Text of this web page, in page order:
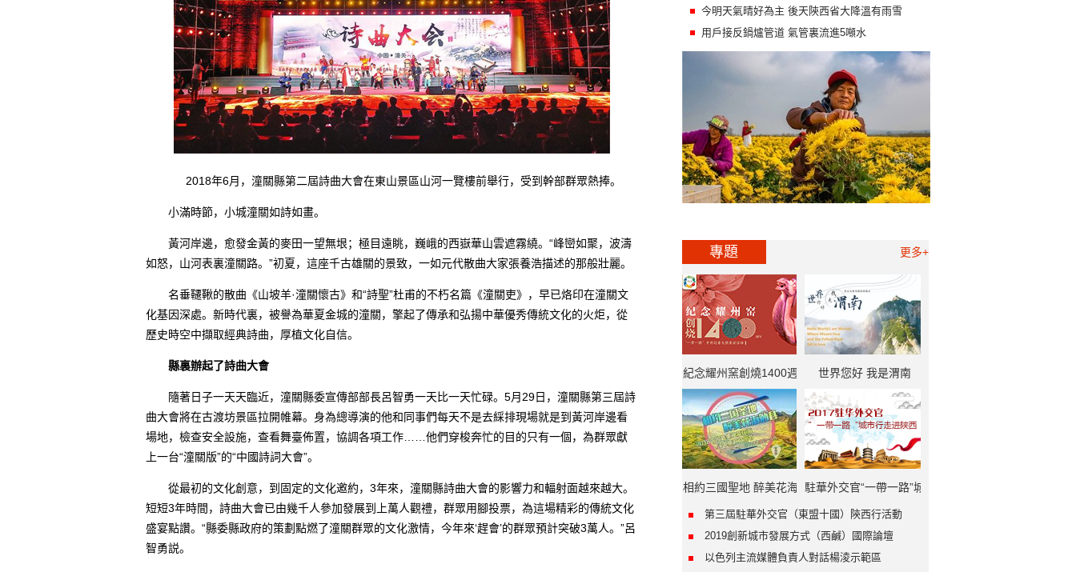
2018年6月，潼關縣第二屆詩曲大會在東山景區山河一覽樓前舉行，受到幹部群眾熱捧。
小滿時節，小城潼關如詩如畫。
黃河岸邊，愈發金黃的麥田一望無垠；極目遠眺，巍峨的西嶽華山雲遮霧繞。“峰巒如聚，波濤
如怒，山河表裏潼關路。”初夏，這座千古雄關的景致，一如元代散曲大家張養浩描述的那般壯麗。
名垂韆鞦的散曲《山坡羊·潼關懷古》和“詩聖”杜甫的不朽名篇《潼關吏》，早已烙印在潼關文
化基因深處。新時代裏，被譽為華夏金城的潼關，擎起了傳承和弘揚中華優秀傳統文化的火炬，從
歷史時空中擷取經典詩曲，厚植文化自信。
縣裏辦起了詩曲大會
隨著日子一天天臨近，潼關縣委宣傳部部長呂智勇一天比一天忙碌。5月29日，潼關縣第三屆詩
曲大會將在古渡坊景區拉開帷幕。身為總導演的他和同事們每天不是去綵排現場就是到黃河岸邊看
場地，檢查安全設施，查看舞臺佈置，協調各項工作……他們穿梭奔忙的目的只有一個，為群眾獻
上一台“潼關版”的“中國詩詞大會”。
從最初的文化創意，到固定的文化邀約，3年來，潼關縣詩曲大會的影響力和輻射面越來越大。
短短3年時間，詩曲大會已由幾千人參加發展到上萬人觀禮，群眾用腳投票，為這場精彩的傳統文化
盛宴點讚。“縣委縣政府的策劃點燃了潼關群眾的文化激情，今年來‘趕會’的群眾預計突破3萬人。”呂
智勇説。
今明天氣晴好為主 後天陝西省大降溫有雨雪
用戶接反鍋爐管道 氣管裏流進5噸水
專題 更多+
紀念耀州窯創燒1400週
年·“一帶一路”中外記者
大型採訪活動
世界您好 我是渭南
相約三國聖地 醉美花海
勉縣
駐華外交官“一帶一路”城
市行走進陝西
第三屆駐華外交官（東盟十國）陝西行活動
2019創新城市發展方式（西鹹）國際論壇
以色列主流媒體負責人對話楊淩示範區